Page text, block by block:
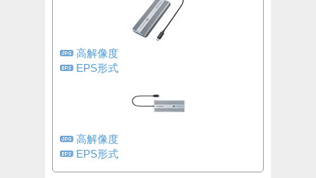
高解像度
EPS形式
高解像度
EPS形式